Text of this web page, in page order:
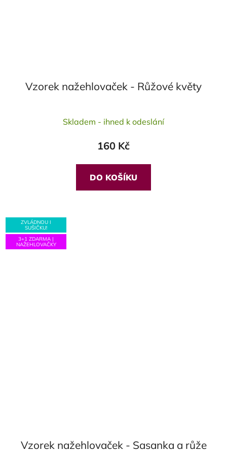
Vzorek nažehlovaček - Růžové květy
hodnocení
je
5,0
z
5
Skladem - ihned k odeslání
160 Kč
DO KOŠÍKU
ZVLÁDNOU I
SUŠIČKU!
3+1 ZDARMA |
NAŽEHLOVAČKY
Vzorek nažehlovaček - Sasanka a růže